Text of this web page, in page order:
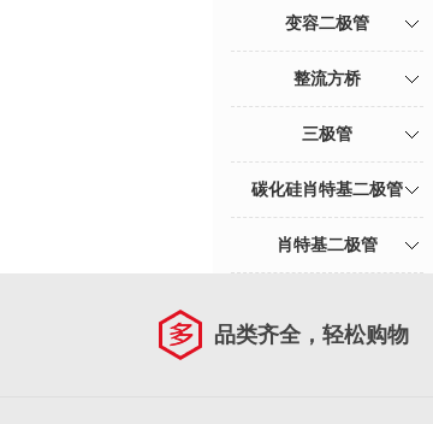
变容二极管
整流方桥
三极管
碳化硅肖特基二极管
肖特基二极管
品类齐全，轻松购物